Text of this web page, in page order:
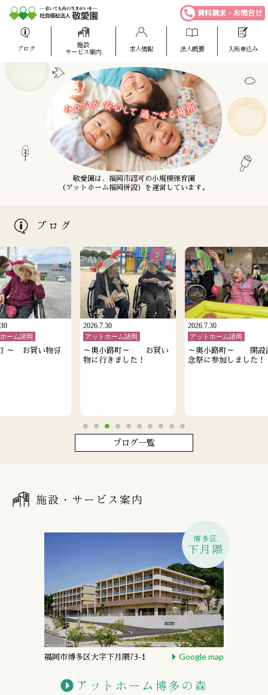
ブログ
施設
サービス案内
求人情報 法人概要 入所申込み
資料請求・お問合せ
敬愛園は、福岡市博多区に全室個室の
特別養護老人ホームを主体とした
老人福祉施設を運営しています。
敬愛園は、福岡市認可の小規模保育園
（アットホーム福岡併設）を運営しています。
敬愛園は、介護福祉士を養成する専門学校
（ケアスタ福岡併設）を運営しています。
ブログ
ーム諸岡
～ お買い物🛒
2026.7.30
アットホーム諸岡
～奥小路町～ お買い
物に行きました！
2026.7.30
アットホーム諸岡
～奥小路町～ 開設
念祭に参加しました！
ブログ一覧
施設・サービス案内
福岡市博多区大字下月隈73-1 Google map
博多区
下月隈
アットホーム博多の森